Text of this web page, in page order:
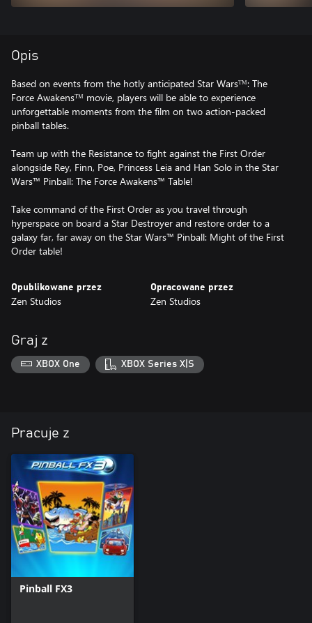
Opis
Based on events from the hotly anticipated Star Warsᵀᴹ: The
Force Awakensᵀᴹ movie, players will be able to experience
unforgettable moments from the film on two action-packed
pinball tables.
Team up with the Resistance to fight against the First Order
alongside Rey, Finn, Poe, Princess Leia and Han Solo in the Star
Wars™ Pinball: The Force Awakens™ Table!
Take command of the First Order as you travel through
hyperspace on board a Star Destroyer and restore order to a
galaxy far, far away on the Star Wars™ Pinball: Might of the First
Order table!
Opublikowane przez
Zen Studios
Opracowane przez
Zen Studios
Graj z
XBOX One XBOX Series X|S
Pracuje z
Pinball FX3